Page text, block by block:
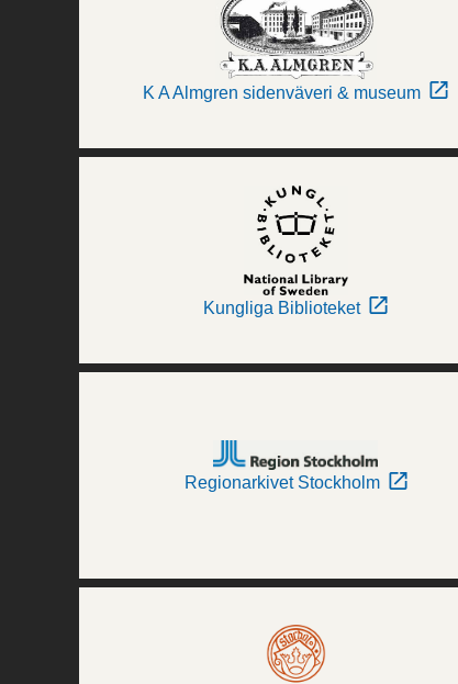
K A Almgren sidenväveri & museum
Kungliga Biblioteket
Regionarkivet Stockholm